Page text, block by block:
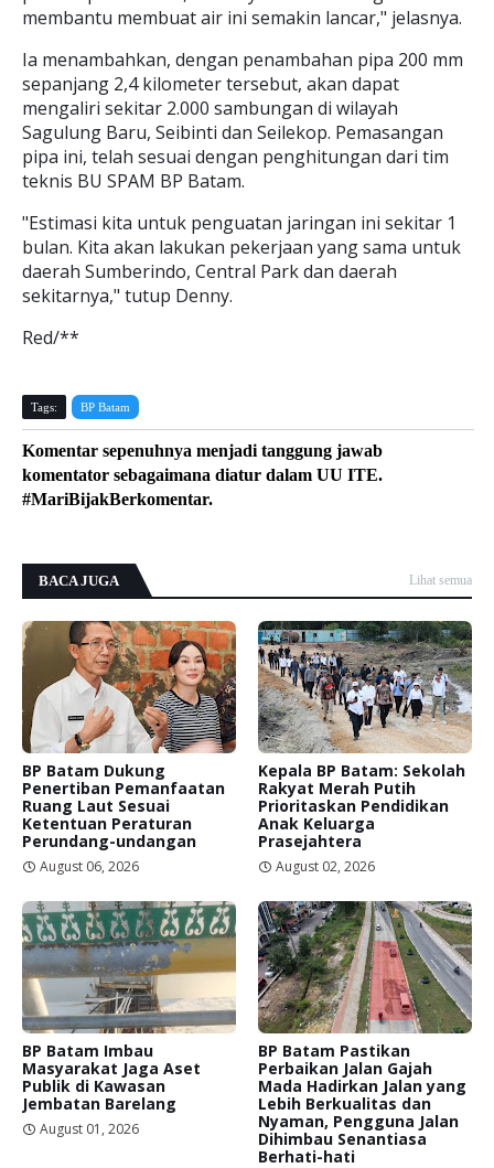
membantu membuat air ini semakin lancar," jelasnya.
Ia menambahkan, dengan penambahan pipa 200 mm
sepanjang 2,4 kilometer tersebut, akan dapat
mengaliri sekitar 2.000 sambungan di wilayah
Sagulung Baru, Seibinti dan Seilekop. Pemasangan
pipa ini, telah sesuai dengan penghitungan dari tim
teknis BU SPAM BP Batam.
"Estimasi kita untuk penguatan jaringan ini sekitar 1
bulan. Kita akan lakukan pekerjaan yang sama untuk
daerah Sumberindo, Central Park dan daerah
sekitarnya," tutup Denny.
Red/**
Tags: BP Batam
Komentar sepenuhnya menjadi tanggung jawab
komentator sebagaimana diatur dalam UU ITE.
#MariBijakBerkomentar.
BACA JUGA Lihat semua
BP Batam Dukung
Penertiban Pemanfaatan
Ruang Laut Sesuai
Ketentuan Peraturan
Perundang-undangan
August 06, 2026
Kepala BP Batam: Sekolah
Rakyat Merah Putih
Prioritaskan Pendidikan
Anak Keluarga
Prasejahtera
August 02, 2026
BP Batam Imbau
Masyarakat Jaga Aset
Publik di Kawasan
Jembatan Barelang
August 01, 2026
BP Batam Pastikan
Perbaikan Jalan Gajah
Mada Hadirkan Jalan yang
Lebih Berkualitas dan
Nyaman, Pengguna Jalan
Dihimbau Senantiasa
Berhati-hati